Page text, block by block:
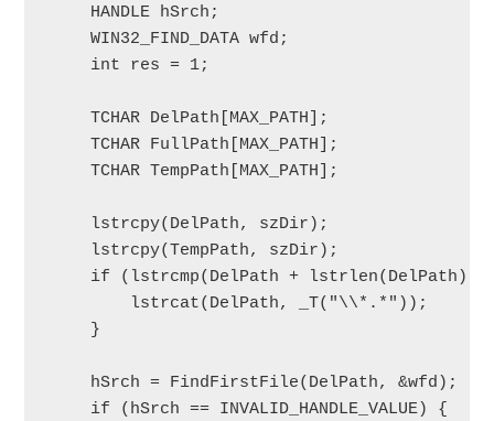
    HANDLE hSrch;
    WIN32_FIND_DATA wfd;
    int res = 1;
    TCHAR DelPath[MAX_PATH];
    TCHAR FullPath[MAX_PATH];
    TCHAR TempPath[MAX_PATH];
    lstrcpy(DelPath, szDir);
    lstrcpy(TempPath, szDir);
if (lstrcmp(DelPath + lstrlen(DelPath)
        lstrcat(DelPath, _T("\\*.*"));
    }
    hSrch = FindFirstFile(DelPath, &wfd);
    if (hSrch == INVALID_HANDLE_VALUE) {